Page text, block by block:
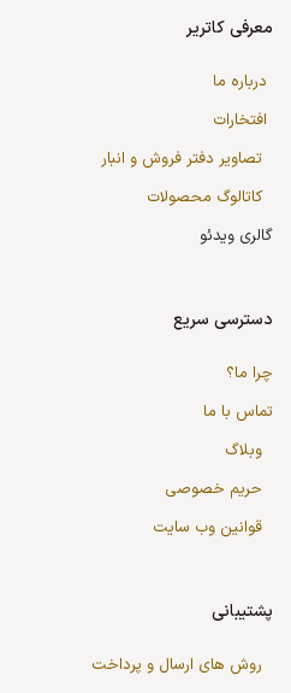
معرفی کاتریر
درباره ما
افتخارات
تصاویر دفتر فروش و انبار
کاتالوگ محصولات
گالری ویدئو
دسترسی سریع
چرا ما؟
تماس با ما
وبلاگ
حریم خصوصی
قوانین وب سایت
پشتیبانی
روش های ارسال و پرداخت